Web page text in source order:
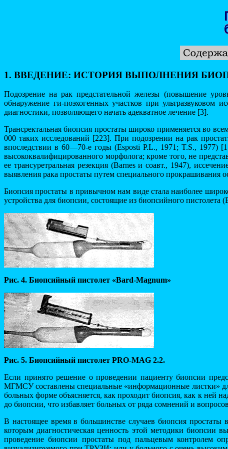
1. ВВЕДЕНИЕ: ИСТОРИЯ ВЫПОЛНЕНИЯ
Подозрение на рак предстательной железы (повышение
обнаружение ги-поэхогенных участков при
диагностики, позволяющего начать адекватное лечение [3].
Трансректальная биопсия простаты широко применяется во
000 таких исследований [223]. При подозрении на рак
впоследствии в 60—70-е годы (Esposti P.L., 1971; T.S., 1977)
высококвалифицированного морфолога; кроме того, не
ее трансуретральная резекция (Barnes и соавт., 1947),
выявления рака простаты путем специального прокрашивания
Биопсия простаты в привычном нам виде стала наиболее
устройства для биопсии, состоящие из биопсийного
Рис. 4. Биопсийный пистолет «Bard-Magnum»
Рис. 5. Биопсийный пистолет PRO-MAG 2.2.
Если принято решение о проведении пациенту биопсии
МГМСУ составлены специальные «информационные листки»
больных форме объясняется, как проходит биопсия, как к ней
до биопсии, что избавляет больных от ряда сомнений и
В настоящее время в большинстве случаев биопсия простаты
которым диагностическая ценность этой методики биопсии
проведение биопсии простаты под пальцевым контролем